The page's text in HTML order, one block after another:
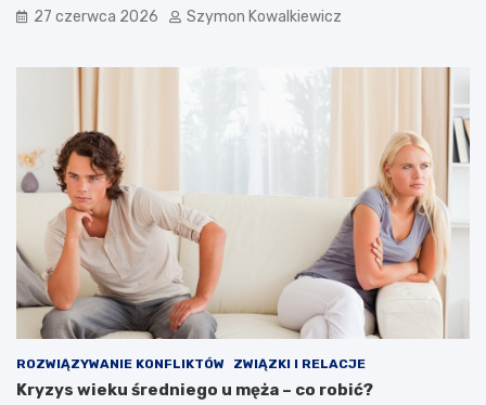
27 czerwca 2026 Szymon Kowalkiewicz
ROZWIĄZYWANIE KONFLIKTÓW ZWIĄZKI I RELACJE
Kryzys wieku średniego u męża – co robić?